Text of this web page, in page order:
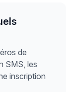
de
SMS, les
inscription